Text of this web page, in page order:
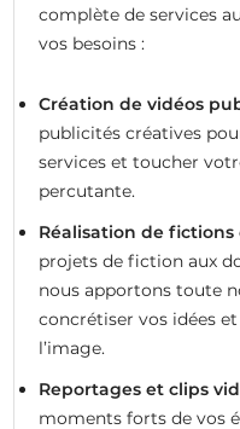
complète de services
vos besoins :
Création de vidéos
publicités créatives
services et toucher
percutante.
Réalisation de
projets de fiction aux
nous apportons toute
concrétiser vos idées
l’image.
Reportages et clips
moments forts de vos